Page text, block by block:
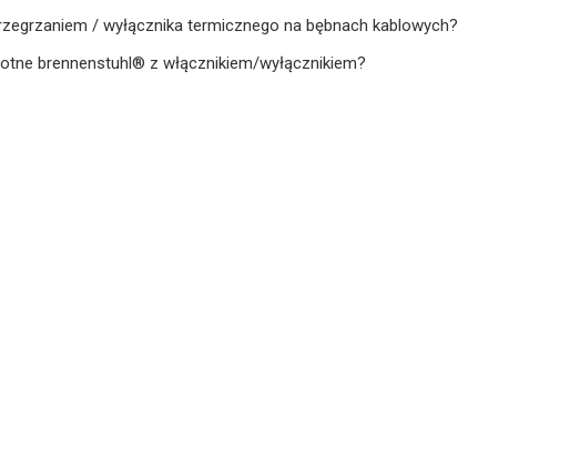
/ wyłącznika termicznego na bębnach kablowych?
brennenstuhl® z włącznikiem/wyłącznikiem?